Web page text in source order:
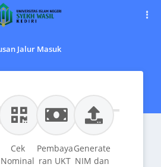
Jalur Masuk
Cek
Nominal
Pembaya
ran UKT
Generate
NIM dan